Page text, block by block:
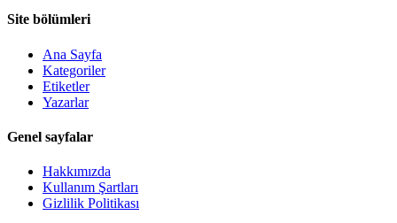
Site bölümleri
Ana Sayfa
Kategoriler
Etiketler
Yazarlar
Genel sayfalar
Hakkımızda
Kullanım Şartları
Gizlilik Politikası